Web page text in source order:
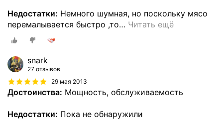
Недостатки: Немного шумная, но поскольку мясо
перемалывается быстро ,то… Читать ещё
snark
27 отзывов
29 мая 2013
Достоинства: Мощность, обслуживаемость
Недостатки: Пока не обнаружили